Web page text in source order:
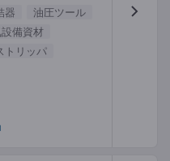
器
油圧ツール
備資材
トリッパ